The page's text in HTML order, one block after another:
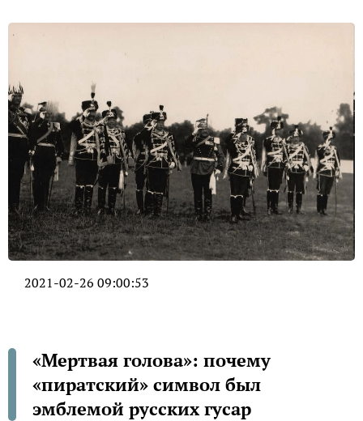
2021-02-26 09:00:53
«Мертвая голова»: почему
«пиратский» символ был
эмблемой русских гусар